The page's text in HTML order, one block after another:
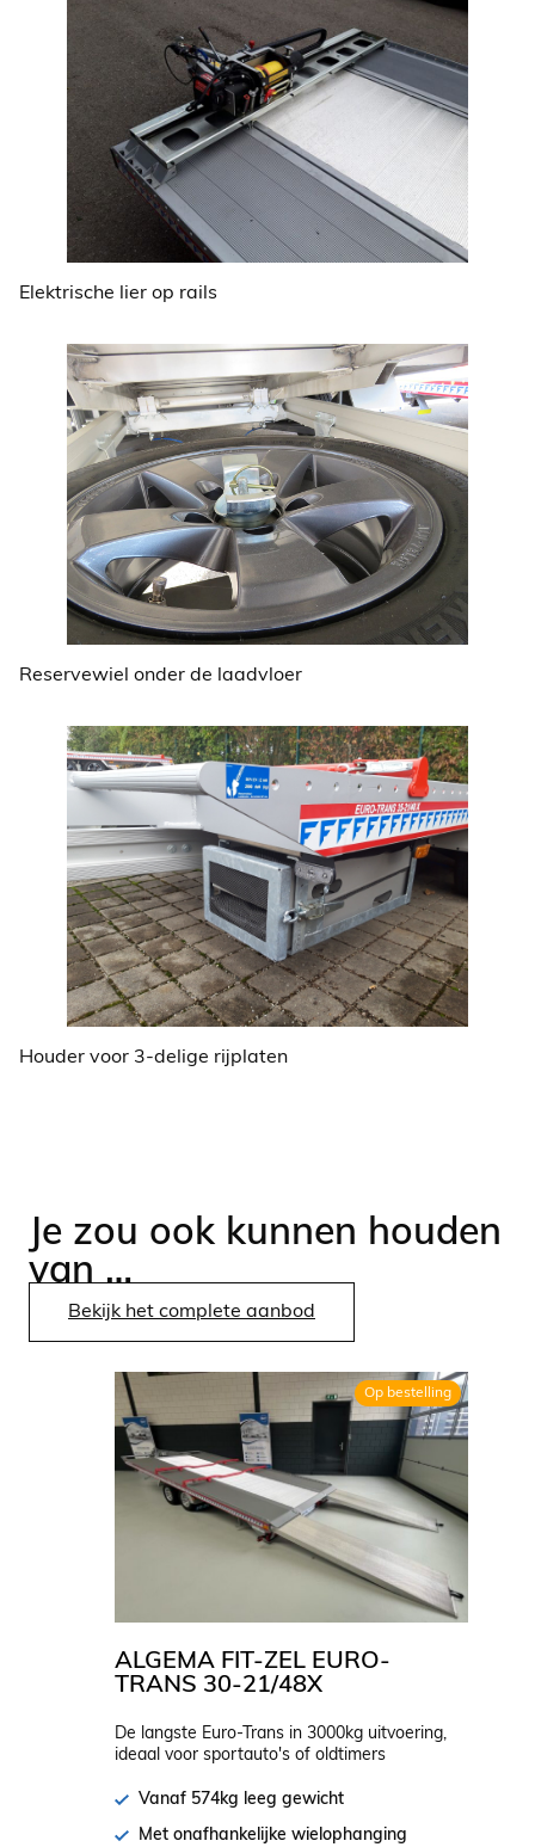
Elektrische lier op rails
Reservewiel onder de laadvloer
Houder voor 3-delige rijplaten
Je zou ook kunnen houden
van …
Bekijk het complete aanbod
Op bestelling
ALGEMA FIT-ZEL EURO-
TRANS 30-21/48X
De langste Euro-Trans in 3000kg uitvoering,
ideaal voor sportauto's of oldtimers
Vanaf 574kg leeg gewicht
Met onafhankelijke wielophanging